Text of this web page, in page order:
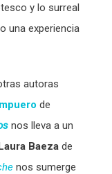
y lo surreal
una experiencia
autoras
de
nos lleva a un
Baeza de
nos sumerge